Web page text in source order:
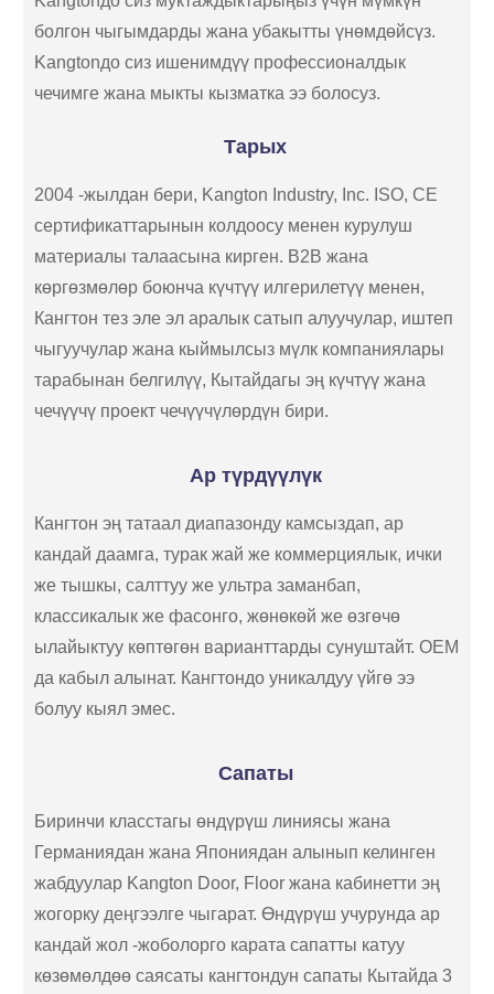
болгон чыгымдарды жана убакытты үнөмдөйсүз.
Kangtonдо сиз ишенимдүү профессионалдык
чечимге жана мыкты кызматка ээ болосуз.
Тарых
2004 -жылдан бери, Kangton Industry, Inc. ISO, CE
сертификаттарынын колдоосу менен курулуш
материалы талаасына кирген. B2B жана
көргөзмөлөр боюнча күчтүү илгерилетүү менен,
Кангтон тез эле эл аралык сатып алуучулар, иштеп
чыгуучулар жана кыймылсыз мүлк компаниялары
тарабынан белгилүү, Кытайдагы эң күчтүү жана
чечүүчү проект чечүүчүлөрдүн бири.
Ар түрдүүлүк
Кангтон эң татаал диапазонду камсыздап, ар
кандай даамга, турак жай же коммерциялык, ички
же тышкы, салттуу же ультра заманбап,
классикалык же фасонго, жөнөкөй же өзгөчө
ылайыктуу көптөгөн варианттарды сунуштайт. OEM
да кабыл алынат. Кангтондо уникалдуу үйгө ээ
болуу кыял эмес.
Сапаты
Биринчи класстагы өндүрүш линиясы жана
Германиядан жана Япониядан алынып келинген
жабдуулар Kangton Door, Floor жана кабинетти эң
жогорку деңгээлге чыгарат. Өндүрүш учурунда ар
кандай жол -жоболорго карата сапатты катуу
көзөмөлдөө саясаты кангтондун сапаты Кытайда 3